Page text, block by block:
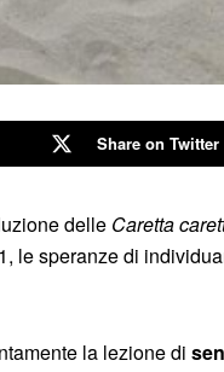
Share on Twitter
delle Caretta
le speranze di
la lezione di